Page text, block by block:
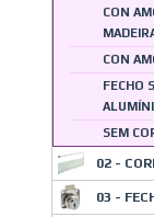
CON
CON
FECHO
SEM
02 -
03 -